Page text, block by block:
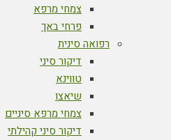
צמחי מרפא
פרחי באך
רפואה סינית
דיקור סיני
טווינא
שיאצו
צמחי מרפא סיניים
דיקור סיני קהילתי